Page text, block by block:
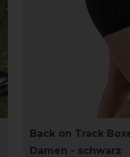
Back on Track
Damen - schwarz